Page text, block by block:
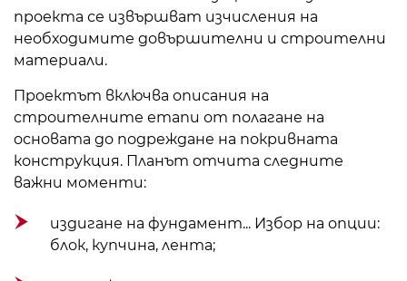
проекта се извършват изчисления на
необходимите довършителни и строителни
материали.
Проектът включва описания на
строителните етапи от полагане на
основата до подреждане на покривната
конструкция. Планът отчита следните
важни моменти:
издигане на фундамент... Избор на опции:
блок, купчина, лента;